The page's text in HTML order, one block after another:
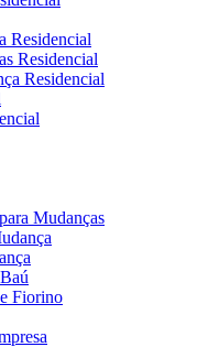
Residencial
Residencial
Residencial
Mudanças
Fiorino